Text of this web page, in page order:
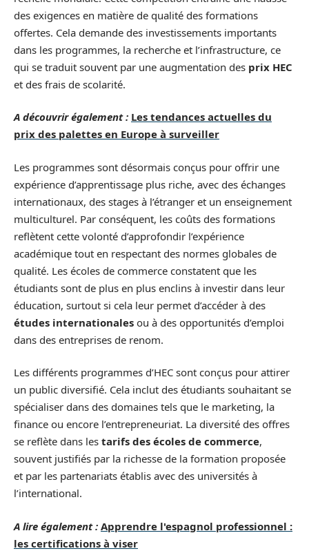
des exigences en matière de qualité des formations
offertes. Cela demande des investissements importants
dans les programmes, la recherche et l’infrastructure, ce
qui se traduit souvent par une augmentation des prix HEC
et des frais de scolarité.
A découvrir également : Les tendances actuelles du
prix des palettes en Europe à surveiller
Les programmes sont désormais conçus pour offrir une
expérience d’apprentissage plus riche, avec des échanges
internationaux, des stages à l’étranger et un enseignement
multiculturel. Par conséquent, les coûts des formations
reflètent cette volonté d’approfondir l’expérience
académique tout en respectant des normes globales de
qualité. Les écoles de commerce constatent que les
étudiants sont de plus en plus enclins à investir dans leur
éducation, surtout si cela leur permet d’accéder à des
études internationales ou à des opportunités d’emploi
dans des entreprises de renom.
Les différents programmes d’HEC sont conçus pour attirer
un public diversifié. Cela inclut des étudiants souhaitant se
spécialiser dans des domaines tels que le marketing, la
finance ou encore l’entrepreneuriat. La diversité des offres
se reflète dans les tarifs des écoles de commerce,
souvent justifiés par la richesse de la formation proposée
et par les partenariats établis avec des universités à
l’international.
A lire également : Apprendre l'espagnol professionnel :
les certifications à viser